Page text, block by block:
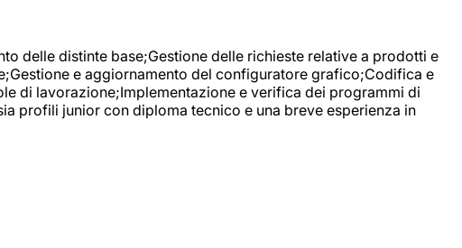
delle distinte base;Gestione delle richieste relative a prodotti e
e aggiornamento del configuratore grafico;Codifica e
di lavorazione;Implementazione e verifica dei programmi di
profili junior con diploma tecnico e una breve esperienza in